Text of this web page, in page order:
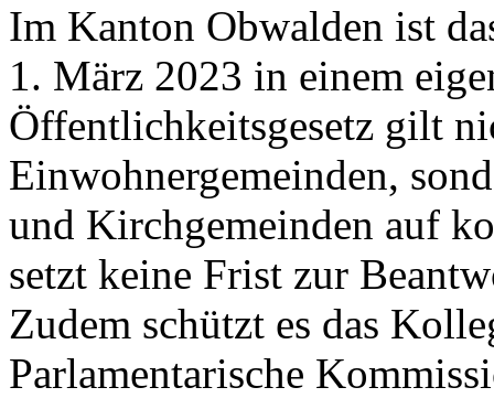
Im Kanton Obwalden ist
1. März 2023 in einem
Öffentlichkeitsgesetz gilt
Einwohnergemeinden,
und Kirchgemeinden auf
setzt keine Frist zur
Zudem schützt es das
Parlamentarische